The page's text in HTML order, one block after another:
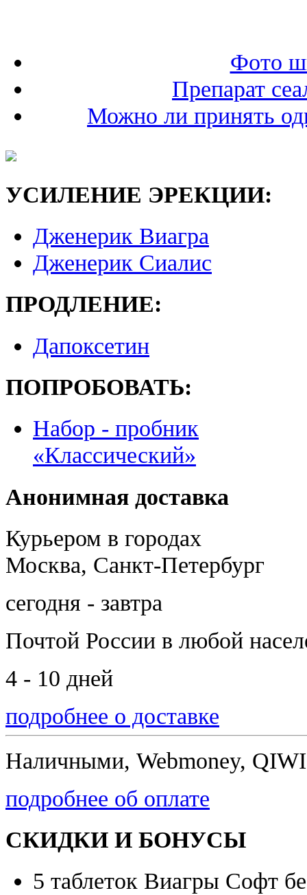
Фото
Препарат
Можно ли принять
УСИЛЕНИЕ ЭРЕКЦИИ:
Дженерик Виагра
Дженерик Сиалис
ПРОДЛЕНИЕ:
Дапоксетин
ПОПРОБОВАТЬ:
Набор - пробник
«Классический»
Анонимная доставка
Курьером в городах
Москва, Санкт-Петербург
сегодня - завтра
Почтой России в любой
4 - 10 дней
подробнее о доставке
Наличными, Webmoney,
подробнее об оплате
СКИДКИ И БОНУСЫ
5 таблеток Виагры Софт